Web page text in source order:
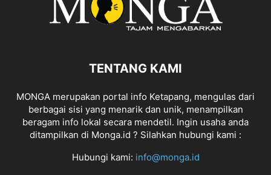
TENTANG KAMI
MONGA merupakan portal info Ketapang, mengulas dari
berbagai sisi yang menarik dan unik, menampilkan
beragam info lokal secara mendetil. Ingin usaha anda
ditampilkan di Monga.id ? Silahkan hubungi kami :
Hubungi kami: info@monga.id